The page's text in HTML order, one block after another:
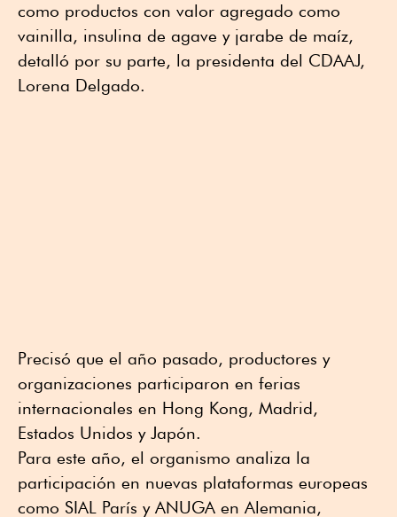
como productos con valor agregado como
vainilla, insulina de agave y jarabe de maíz,
detalló por su parte, la presidenta del CDAAJ,
Lorena Delgado.
Precisó que el año pasado, productores y
organizaciones participaron en ferias
internacionales en Hong Kong, Madrid,
Estados Unidos y Japón.
Para este año, el organismo analiza la
participación en nuevas plataformas europeas
como SIAL París y ANUGA en Alemania,